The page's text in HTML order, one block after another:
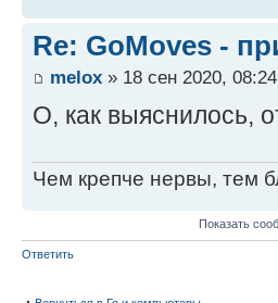
Re: GoMoves -
melox » 18 сен 2020, 08:24
О, как выяснилось,
Чем крепче нервы, тем
Показать
Ответить